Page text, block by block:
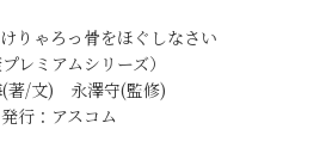
りゃろっ骨をほぐしなさい
プレミアムシリーズ）
(著/文) 永澤守(監修)
発行：アスコム